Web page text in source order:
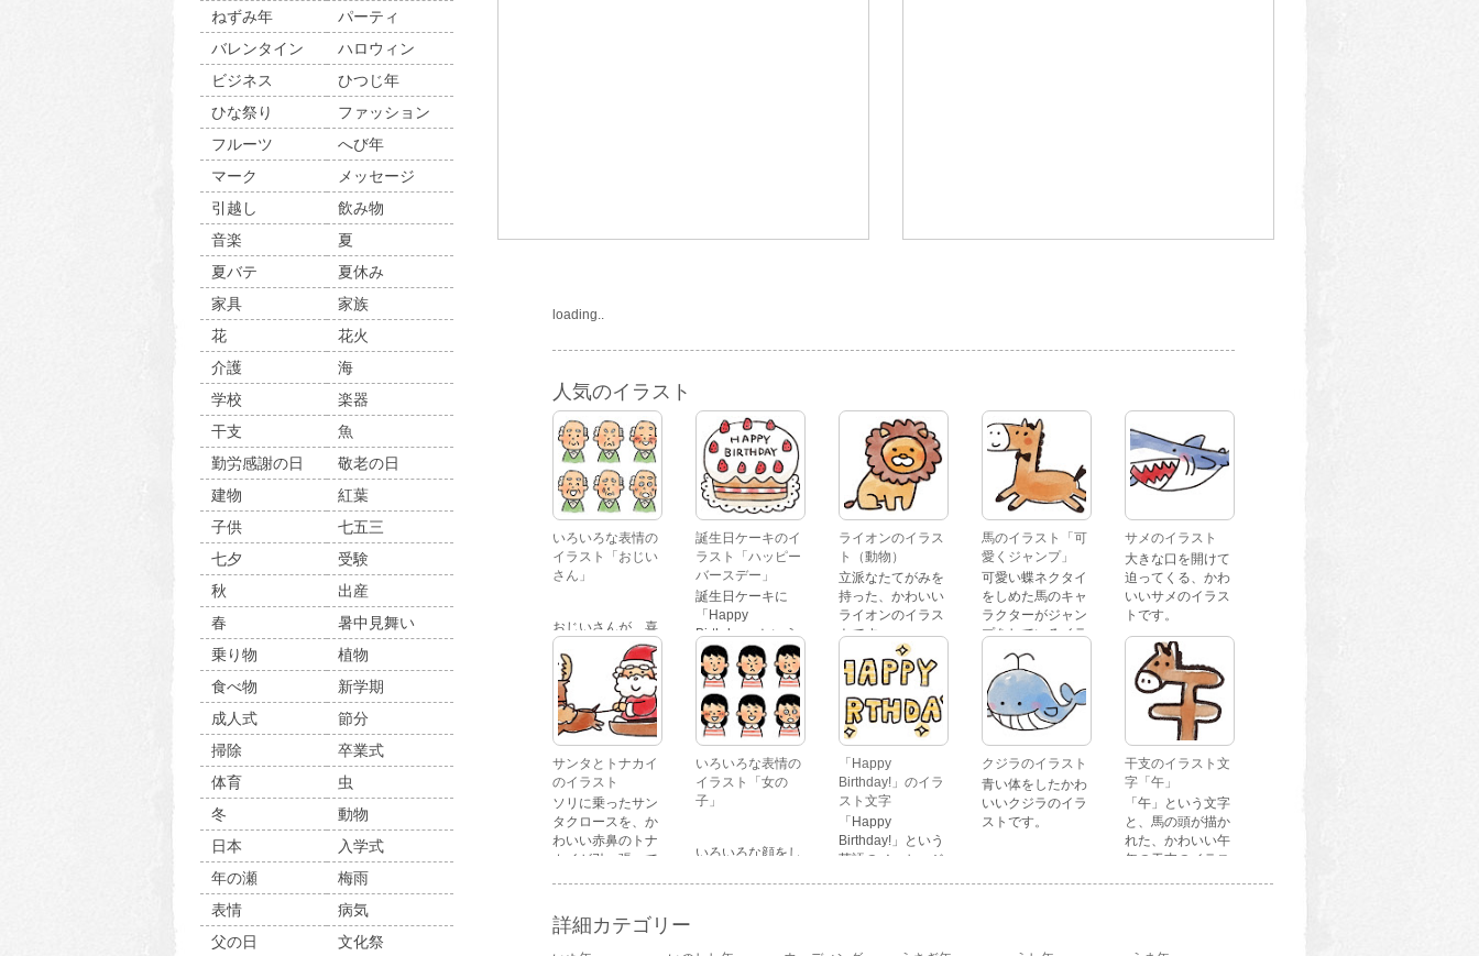
ねずみ年
パーティ
バレンタイン
ハロウィン
ビジネス
ひつじ年
ひな祭り
ファッション
フルーツ
へび年
マーク
メッセージ
引越し
飲み物
音楽
夏
夏バテ
夏休み
家具
家族
花
花火
介護
海
学校
楽器
干支
魚
勤労感謝の日
敬老の日
建物
紅葉
子供
七五三
七夕
受験
秋
出産
春
暑中見舞い
乗り物
植物
食べ物
新学期
成人式
節分
掃除
卒業式
体育
虫
冬
動物
日本
入学式
年の瀬
梅雨
表情
病気
父の日
文化祭
loading..
人気のイラスト
いろいろな表情の
イラスト「おじい
さん」
おじいさんが、喜
怒哀楽たくさんの
表情をしているイ
ラストです。 通常
の顔・怒っている
顔・泣いている
顔・照れている
顔・笑っている
顔・驚いている
顔・困っている顔
があります。
誕生日ケーキのイ
ラスト「ハッピー
バースデー」
誕生日ケーキに
「Happy
Birthday」という
文字が描かれた、
かわいい苺のケー
キのイラストで
す。
ライオンのイラス
ト（動物）
立派なたてがみを
持った、かわいい
ライオンのイラス
トです。
馬のイラスト「可
愛くジャンプ」
可愛い蝶ネクタイ
をしめた馬のキャ
ラクターがジャン
プをしているイラ
ストです。
サメのイラスト
大きな口を開けて
迫ってくる、かわ
いいサメのイラス
トです。
サンタとトナカイ
のイラスト
ソリに乗ったサン
タクロースを、か
わいい赤鼻のトナ
カイが引っ張って
いろいろな表情の
イラスト「女の
子」
いろいろな顔をし
「Happy
Birthday!」のイラ
スト文字
「Happy
Birthday!」という
英語のメッセージ
クジラのイラスト
青い体をしたかわ
いいクジラのイラ
ストです。
干支のイラスト文
字「午」
「午」という文字
と、馬の頭が描か
れた、かわいい午
年の干支のイラス
詳細カテゴリー